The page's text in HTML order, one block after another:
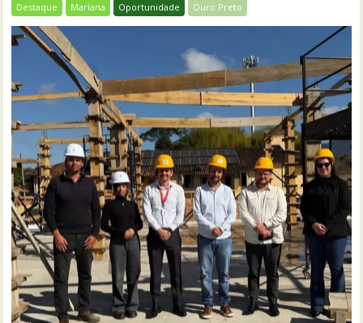
Destaque Mariana Oportunidade Ouro Preto